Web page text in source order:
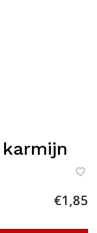
€1,85